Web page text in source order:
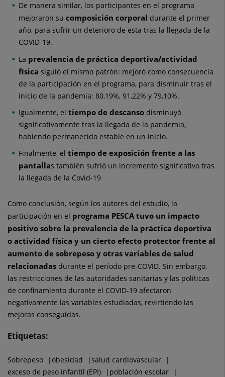
De manera similar, los participantes en el programa
mejoraron sucomposición corporal durante el primer
año, para sufrir un deterioro de esta tras la llegada de la
COVID-19.
La prevalencia de práctica deportiva/actividad
física siguió el mismo patrón: mejoró como consecuencia
de la participación en el programa, para disminuir tras el
inicio de la pandemia: 80,19%, 91,22% y 79,10%.
Igualmente, eltiempo de descanso disminuyó
significativamente tras la llegada de la pandemia,
habiendo permanecido estable en un inicio.
Finalmente, eltiempo de exposición frente a las
pantallas también sufrió un incremento significativo tras
la llegada de la Covid-19
Como conclusión, según los autores del estudio, la
participación en el programa PESCA tuvo un impacto
positivo sobre la prevalencia de la práctica deportiva
o actividad física y un cierto efecto protector frente al
aumento de sobrepeso y otras variables de salud
relacionadas durante el período pre-COVID. Sin embargo,
las restricciones de las autoridades sanitarias y las políticas
de confinamiento durante el COVID-19 afectaron
negativamente las variables estudiadas, revirtiendo las
mejoras conseguidas.
Etiquetas:
Sobrepeso obesidad
salud cardiovascular
exceso de peso infantil (EPI)
población escolar